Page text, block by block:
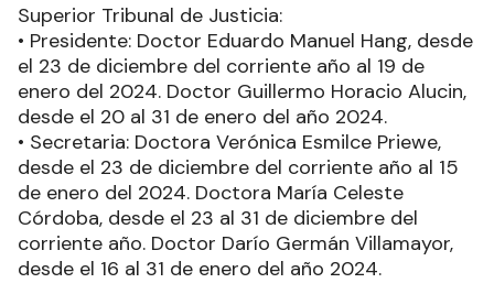
Superior Tribunal de Justicia:
• Presidente: Doctor Eduardo Manuel Hang, desde
el 23 de diciembre del corriente año al 19 de
enero del 2024. Doctor Guillermo Horacio Alucin,
desde el 20 al 31 de enero del año 2024.
• Secretaria: Doctora Verónica Esmilce Priewe,
desde el 23 de diciembre del corriente año al 15
de enero del 2024. Doctora María Celeste
Córdoba, desde el 23 al 31 de diciembre del
corriente año. Doctor Darío Germán Villamayor,
desde el 16 al 31 de enero del año 2024.